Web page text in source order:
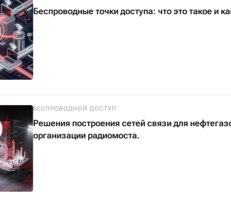
Беспроводные точки доступа: что это такое и
БЕСПРОВОДНОЙ ДОСТУП
Решения построения сетей связи для
организации радиомоста.